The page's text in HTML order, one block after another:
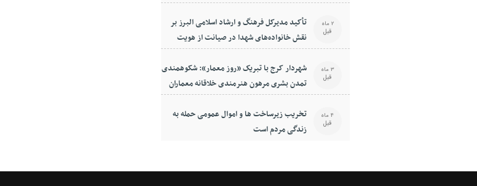
تأکید مدیرکل فرهنگ و ارشاد اسلامی البرز بر
نقش خانواده‌های شهدا در صیانت از هویت
فرهنگی جامعه
2 ماه
قبل
شهردار کرج با تبریک «روز معمار»: شکوهمندی
تمدن بشری مرهون هنرمندی خلاقانه معماران
است
3 ماه
قبل
تخریب زیرساخت ها و اموال عمومی حمله به
زندگی مردم است
4 ماه
قبل